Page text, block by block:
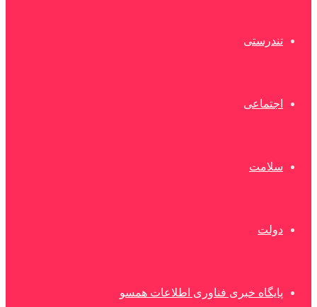
تندرستی
اجتماعی
سلامت
دولت
پایگاه خبری فناوری اطلاعات همسو